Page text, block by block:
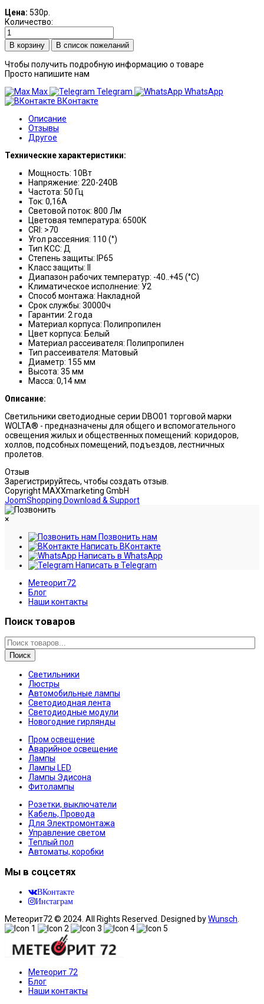
Цена: 530р.
Количество:
В список пожеланий
Чтобы получить подробную информацию о товаре
Просто напишите нам
Max
Telegram
WhatsApp
ВКонтакте
Описание
Отзывы
Другое
Технические характеристики:
Мощность: 10Вт
Напряжение: 220-240В
Частота: 50 Гц
Ток: 0,16А
Световой поток: 800 Лм
Цветовая температура: 6500К
CRI: >70
Угол рассеяния: 110 (°)
Тип КСС: Д
Степень защиты: IP65
Класс защиты: II
Диапазон рабочих температур: -40..+45 (°С)
Климатическое исполнение: У2
Способ монтажа: Накладной
Срок службы: 30000ч
Гарантии: 2 года
Материал корпуса: Полипропилен
Цвет корпуса: Белый
Материал рассеивателя: Полипропилен
Тип рассеивателя: Матовый
Диаметр: 155 мм
Высота: 35 мм
Масса: 0,14 мм
Описание:
Светильники светодиодные серии DBO01 торговой марки
WOLTA® - предназначены для общего и вспомогательного
освещения жилых и общественных помещений: коридоров,
холлов, подсобных помещений, подъездов, лестничных
пролетов.
Отзыв
Зарегистрируйтесь, чтобы создать отзыв.
Copyright MAXXmarketing GmbH
JoomShopping Download & Support
×
Позвонить нам
Написать ВКонтакте
Написать в WhatsApp
Написать в Telegram
Метеорит72
Блог
Наши контакты
Поиск товаров
Поиск
Светильники
Люстры
Автомобильные лампы
Светодиодная лента
Светодиодные модули
Новогодние гирлянды
Пром освещение
Аварийное освещение
Лампы
Лампы LED
Лампы Эдисона
Фитолампы
Розетки, выключатели
Кабель, Провода
Для Электромонтажа
Управление светом
Теплый пол
Автоматы, коробки
Мы в соцсетях
ВКонтакте
Инстаграм
Метеорит72 © 2024. All Rights Reserved. Designed byWunsch
Метеорит 72
Блог
Наши контакты